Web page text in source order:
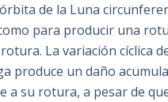
de la Luna
para producir una
La variación cíclica
produce un daño
a su rotura, a pesar de